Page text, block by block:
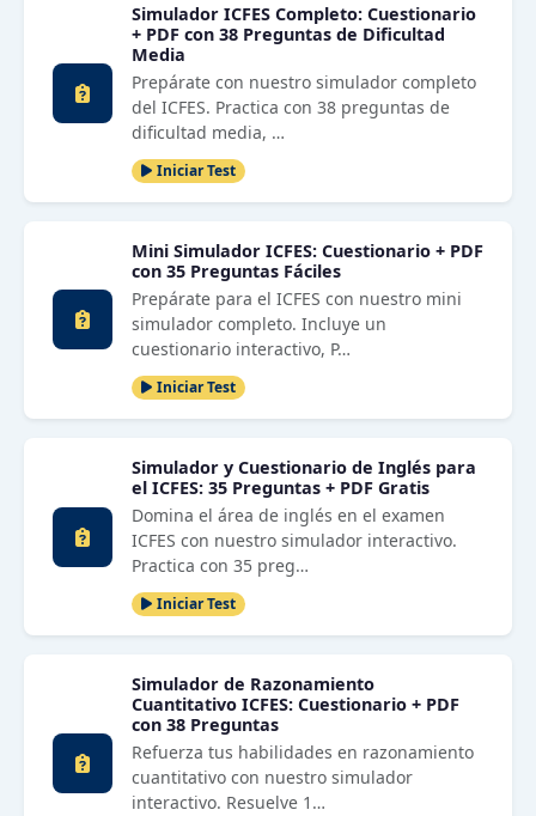
Simulador ICFES Completo: Cuestionario
+ PDF con 38 Preguntas de Dificultad
Media
Prepárate con nuestro simulador completo
del ICFES. Practica con 38 preguntas de
dificultad media, …
Iniciar Test
Mini Simulador ICFES: Cuestionario + PDF
con 35 Preguntas Fáciles
Prepárate para el ICFES con nuestro mini
simulador completo. Incluye un
cuestionario interactivo, P…
Iniciar Test
Simulador y Cuestionario de Inglés para
el ICFES: 35 Preguntas + PDF Gratis
Domina el área de inglés en el examen
ICFES con nuestro simulador interactivo.
Practica con 35 preg…
Iniciar Test
Simulador de Razonamiento
Cuantitativo ICFES: Cuestionario + PDF
con 38 Preguntas
Refuerza tus habilidades en razonamiento
cuantitativo con nuestro simulador
interactivo. Resuelve 1…